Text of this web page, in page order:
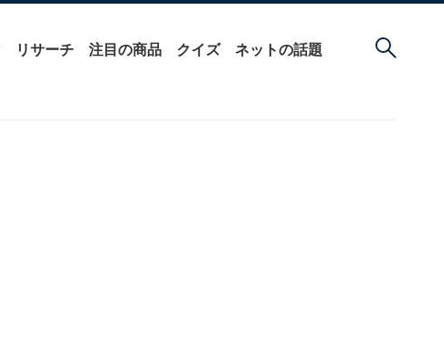
リサーチ 注目の商品 クイズ ネットの話題